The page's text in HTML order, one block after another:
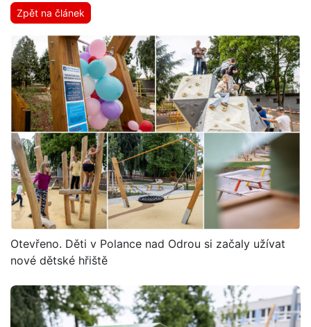
Zpět na článek
Otevřeno. Děti v Polance nad Odrou si začaly užívat
nové dětské hřiště